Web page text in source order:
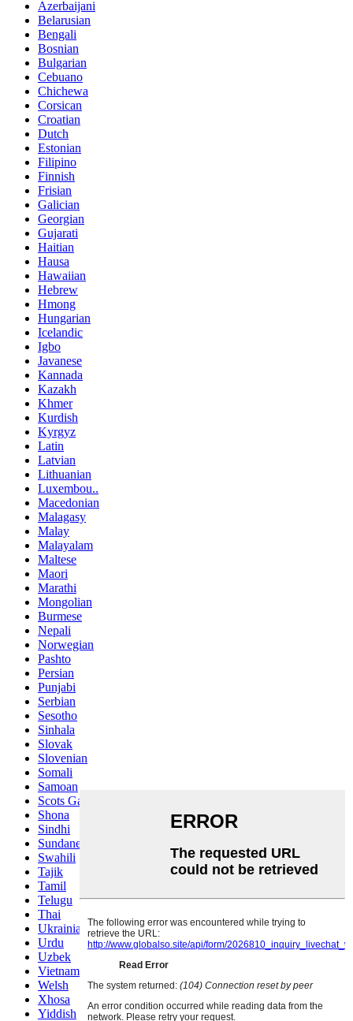
Azerbaijani
Belarusian
Bengali
Bosnian
Bulgarian
Cebuano
Chichewa
Corsican
Croatian
Dutch
Estonian
Filipino
Finnish
Frisian
Galician
Georgian
Gujarati
Haitian
Hausa
Hawaiian
Hebrew
Hmong
Hungarian
Icelandic
Igbo
Javanese
Kannada
Kazakh
Khmer
Kurdish
Kyrgyz
Latin
Latvian
Lithuanian
Luxembou..
Macedonian
Malagasy
Malay
Malayalam
Maltese
Maori
Marathi
Mongolian
Burmese
Nepali
Norwegian
Pashto
Persian
Punjabi
Serbian
Sesotho
Sinhala
Slovak
Slovenian
Somali
Samoan
Scots Gaelic
Shona
Sindhi
Sundanese
Swahili
Tajik
Tamil
Telugu
Thai
Ukrainian
Urdu
Uzbek
Vietnamese
Welsh
Xhosa
Yiddish